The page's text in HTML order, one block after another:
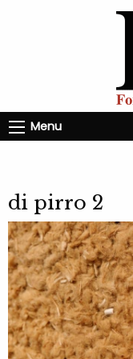
Menu
di pirro 2